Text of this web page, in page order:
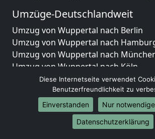
Umzüge-Deutschlandweit
Umzug von Wuppertal nach Berlin
Umzug von Wuppertal nach
Umzug von Wuppertal nach
Umzug von Wuppertal nach Köln
Umzug von Wuppertal nach
Umzug von Wuppertal nach Stuttgart
Umzug von Wuppertal nach
Umzug von Wuppertal nach Leipzig
Umzug von Wuppertal nach Dortmund
Diese Internetseite verwendet
Benutzerfreundlichkeit zu
Einverstanden
Nur
Datenschutzerklärung